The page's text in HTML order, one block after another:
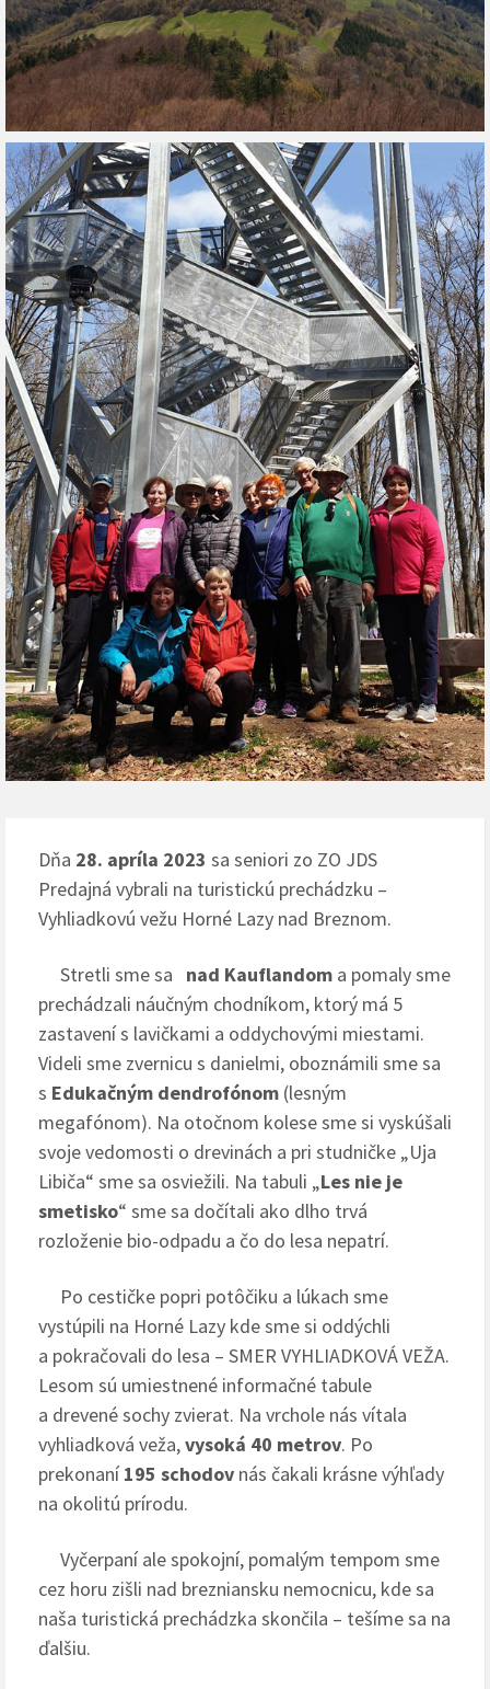
Dňa 28. apríla 2023 sa seniori zo ZO JDS
Predajná vybrali na turistickú prechádzku –
Vyhliadkovú vežu Horné Lazy nad Breznom.
Stretli sme sa nad Kauflandom a pomaly sme
prechádzali náučným chodníkom, ktorý má 5
zastavení s lavičkami a oddychovými miestami.
Videli sme zvernicu s danielmi, oboznámili sme sa
s Edukačným dendrofónom (lesným
megafónom). Na otočnom kolese sme si vyskúšali
svoje vedomosti o drevinách a pri studničke „Uja
Libiča“ sme sa osviežili. Na tabuli „Les nie je
smetisko“ sme sa dočítali ako dlho trvá
rozloženie bio-odpadu a čo do lesa nepatrí.
Po cestičke popri potôčiku a lúkach sme
vystúpili na Horné Lazy kde sme si oddýchli
a pokračovali do lesa – SMER VYHLIADKOVÁ VEŽA.
Lesom sú umiestnené informačné tabule
a drevené sochy zvierat. Na vrchole nás vítala
vyhliadková veža,vysoká 40 metrov. Po
prekonaní195 schodov nás čakali krásne výhľady
na okolitú prírodu.
Vyčerpaní ale spokojní, pomalým tempom sme
cez horu zišli nad brezniansku nemocnicu, kde sa
naša turistická prechádzka skončila – tešíme sa na
ďalšiu.